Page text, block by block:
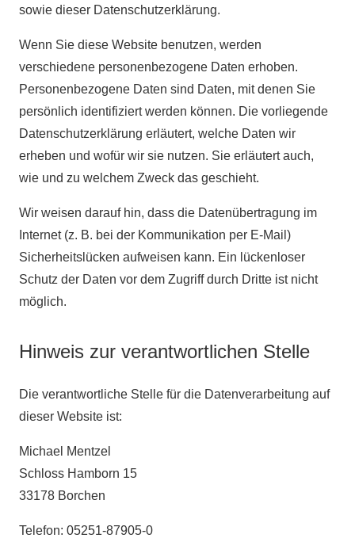
sowie dieser Datenschutzerklärung.
Wenn Sie diese Website benutzen, werden
verschiedene personenbezogene Daten erhoben.
Personenbezogene Daten sind Daten, mit denen Sie
persönlich identifiziert werden können. Die vorliegende
Datenschutzerklärung erläutert, welche Daten wir
erheben und wofür wir sie nutzen. Sie erläutert auch,
wie und zu welchem Zweck das geschieht.
Wir weisen darauf hin, dass die Datenübertragung im
Internet (z. B. bei der Kommunikation per E-Mail)
Sicherheitslücken aufweisen kann. Ein lückenloser
Schutz der Daten vor dem Zugriff durch Dritte ist nicht
möglich.
Hinweis zur verantwortlichen Stelle
Die verantwortliche Stelle für die Datenverarbeitung auf
dieser Website ist:
Michael Mentzel
Schloss Hamborn 15
33178 Borchen
Telefon: 05251-87905-0